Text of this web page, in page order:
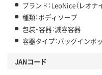
ブランド：LeoNice（レオナ
種類：ボディソープ
包装・容器：減容容器
容器タイプ：バッグインボ
JANコード